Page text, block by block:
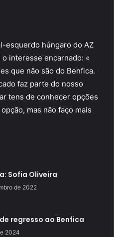
esquerdo húngaro do AZ
interesse encarnado: «
que não são do Benfica.
faz parte do nosso
tens de conhecer opções
mas não faço mais
Sofia Oliveira
de 2022
regresso ao Benfica
2024